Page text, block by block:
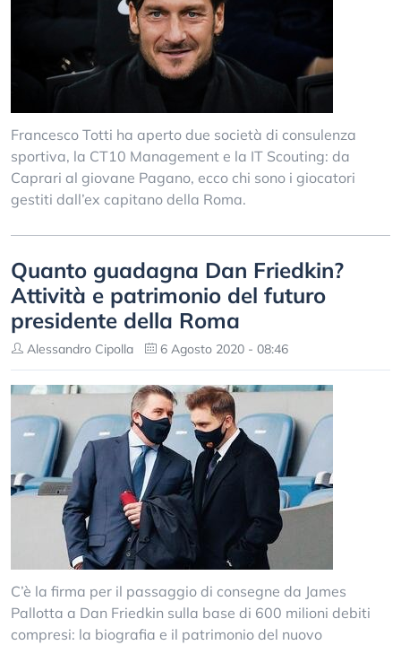
Francesco Totti ha aperto due società di consulenza
sportiva, la CT10 Management e la IT Scouting: da
Caprari al giovane Pagano, ecco chi sono i giocatori
gestiti dall’ex capitano della Roma.
Quanto guadagna Dan Friedkin?
Attività e patrimonio del futuro
presidente della Roma
Alessandro Cipolla 6 Agosto 2020 - 08:46
C’è la firma per il passaggio di consegne da James
Pallotta a Dan Friedkin sulla base di 600 milioni debiti
compresi: la biografia e il patrimonio del nuovo